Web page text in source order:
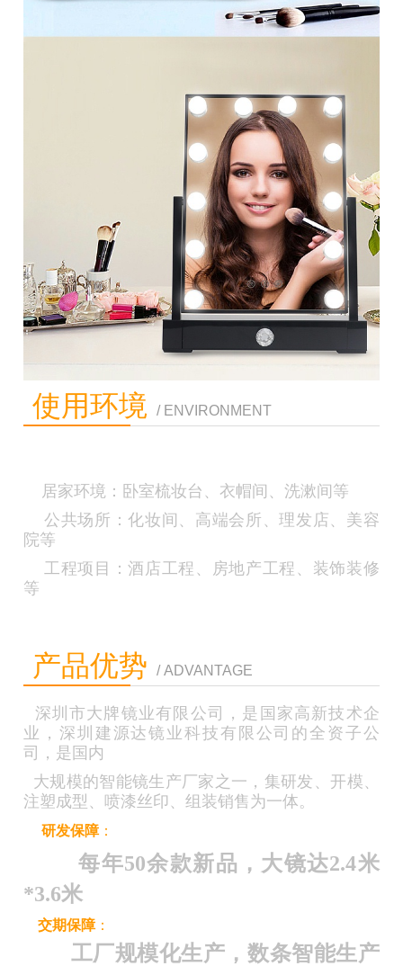
使用环境 / ENVIRONMENT
居家环境：卧室梳妆台、衣帽间、洗漱间等
公共场所：化妆间、高端会所、理发店、美容
院等
工程项目：酒店工程、房地产工程、装饰装修
等
产品优势 / ADVANTAGE
深圳市大牌镜业有限公司，是国家高新技术企
业，深圳建源达镜业科技有限公司的全资子公
司，是国内
大规模的智能镜生产厂家之一，集研发、开模、
注塑成型、喷漆丝印、组装销售为一体。
研发保障：
每年50余款新品，大镜达2.4米
*3.6米
交期保障：
工厂规模化生产，数条智能生产